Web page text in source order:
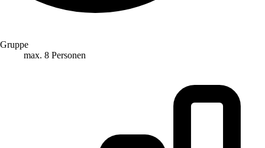
Gruppe
max. 8 Personen